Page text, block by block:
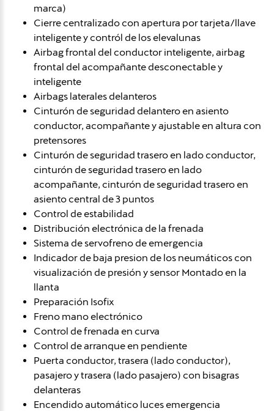
marca)
Cierre centralizado con apertura por tarjeta/llave
inteligente y contról de los elevalunas
Airbag frontal del conductor inteligente, airbag
frontal del acompañante desconectable y
inteligente
Airbags laterales delanteros
Cinturón de seguridad delantero en asiento
conductor, acompañante y ajustable en altura con
pretensores
Cinturón de seguridad trasero en lado conductor,
cinturón de seguridad trasero en lado
acompañante, cinturón de seguridad trasero en
asiento central de 3 puntos
Control de estabilidad
Distribución electrónica de la frenada
Sistema de servofreno de emergencia
Indicador de baja presion de los neumáticos con
visualización de presión y sensor Montado en la
llanta
Preparación Isofix
Freno mano electrónico
Control de frenada en curva
Control de arranque en pendiente
Puerta conductor, trasera (lado conductor),
pasajero y trasera (lado pasajero) con bisagras
delanteras
Encendido automático luces emergencia